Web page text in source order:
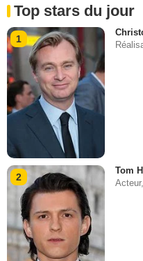
Top stars du jour
1
2
Tom